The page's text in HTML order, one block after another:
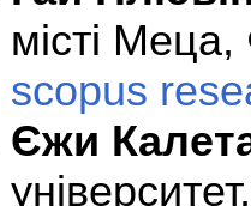
місті
scopus
Єжи